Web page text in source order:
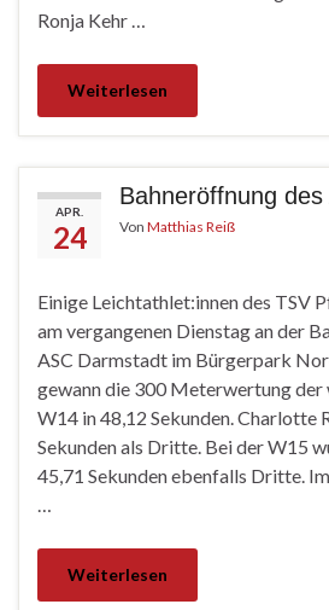
Ronja Kehr …
Weiterlesen
APR.
24
Bahneröffnung
Von Matthias Reiß
Einige Leichtathlet:innen des TSV
am vergangenen Dienstag an der
ASC Darmstadt im Bürgerpark
gewann die 300 Meterwertung der
W14 in 48,12 Sekunden. Charlotte
Sekunden als Dritte. Bei der W15
45,71 Sekunden ebenfalls Dritte.
…
Weiterlesen